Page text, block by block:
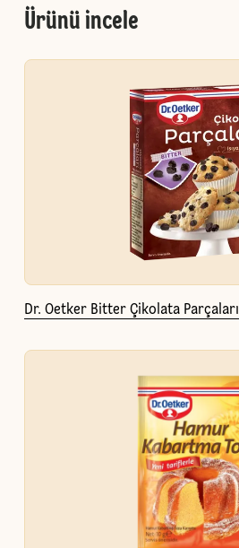
Ürünü incele
Dr. Oetker Bitter Çikolata Parçaları